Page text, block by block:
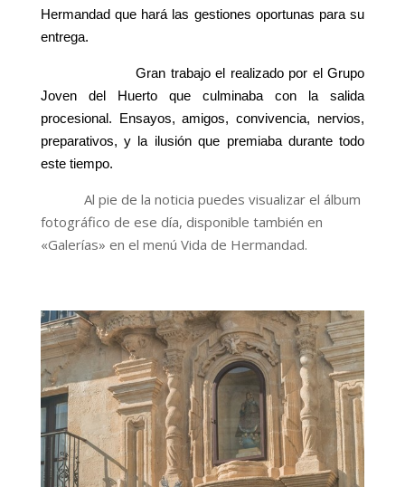
Hermandad que hará las gestiones oportunas para su
entrega.
Gran trabajo el realizado por el Grupo
Joven del Huerto que culminaba con la salida
procesional. Ensayos, amigos, convivencia, nervios,
preparativos, y la ilusión que premiaba durante todo
este tiempo.
Al pie de la noticia puedes visualizar el álbum
fotográfico de ese día, disponible también en
«Galerías» en el menú Vida de Hermandad.